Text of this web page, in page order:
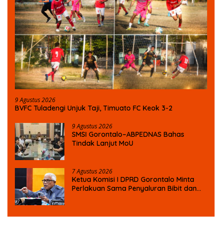
9 Agustus 2026
BVFC Tuladengi Unjuk Taji, Timuato FC Keok 3-2
9 Agustus 2026
SMSI Gorontalo–ABPEDNAS Bahas
Tindak Lanjut MoU
7 Agustus 2026
Ketua Komisi I DPRD Gorontalo Minta
Perlakuan Sama Penyaluran Bibit dan